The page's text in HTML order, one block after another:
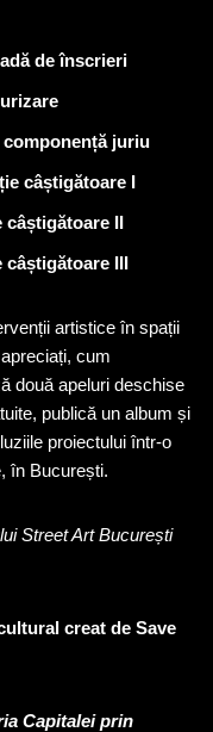
de înscrieri
componență juriu
câștigătoare I
câștigătoare II
câștigătoare III
artistice în spații
cum
două apeluri deschise
publică un album și
proiectului într-o
în București.
Street Art București
creat de Save
Capitalei prin